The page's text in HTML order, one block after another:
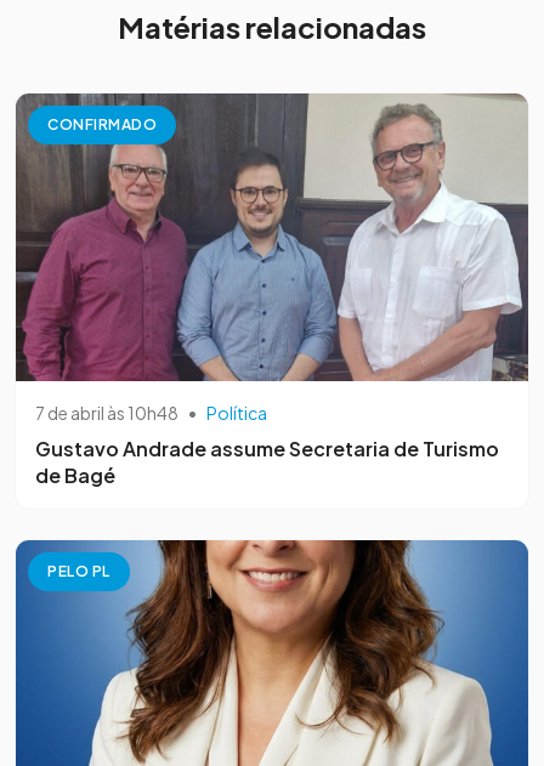
Matérias relacionadas
CONFIRMADO
7 de abril às 10h48 • Política
Gustavo Andrade assume Secretaria de Turismo
de Bagé
PELO PL